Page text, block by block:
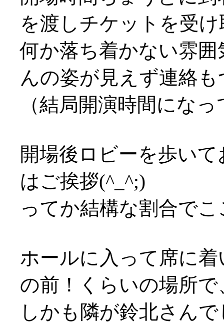
を渡しチケットを受
何か落ち着かない雰
んの姿が見えず連絡
（結局開演時間にな
開場後ロビーを歩い
はご挨拶(^_^;)
ってか結構な割合で
ホールに入って席に
の前！くらいの場所で
しかも隣が鈴北さん